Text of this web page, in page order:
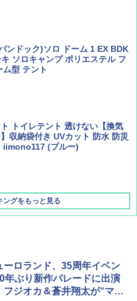
アライン）2026年9月号【特
グ110周年を祝して！
き方 チェコ ポーランド スロヴ
～2027 地球の歩き方A ヨーロッ
フルクローズ メッシュ 3-4人用
ップアップテント エクルベージ
PATC-150B(EB)
コレクション 山善] 傘みたいに
パッとサッとテント キューブワ
クコーティング フルクローズ メ
エクルベージュ
ンドック)ソロ ドーム 1 EX BDK
ソロキャンプ ポリエステル フ
ム型 テント
トイレテント 透けない【換気
収納袋付き UVカット 防水 防災
iimono117 (ブルー)
グをもっと見る
ーロランド、35周年イベン
年ぶり新作パレードに出演
フジオカ＆蒼井翔太が“マイ